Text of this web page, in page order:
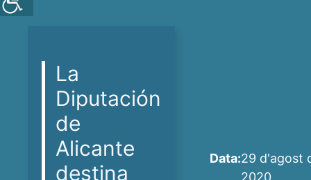
La
Diputación
de
Alicante
destina
Data:29 d'agost
2020